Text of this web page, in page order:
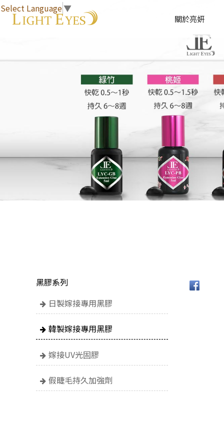
Select Language▼
關於亮妍
黑膠系列
日製嫁接專用黑膠
韓製嫁接專用黑膠
嫁接UV光固膠
假睫毛持久加強劑